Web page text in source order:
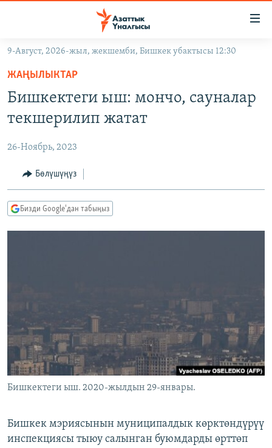
Навигацияга
өтүңүз
Издөөгө
салыңыз
ЭКОНОМИКА
МАДАНИЯТ
БОРБОР АЗИЯ
УКРАИНА
АТАЙЫН ИЛИКТӨӨ
ТВ ПРОГРАММАЛАР
ЭКСПЕРТТЕР ТАЛДАЙТ
ЫҢГАЙСЫЗ СУРООЛОР
ӨЗГӨЧӨ ПИКИР
ЭЕ/АРнун бардык сайттары
9-Август, 2026-жыл, жекшемби, Бишкек убактысы 12:30
ЖАҢЫЛЫКТАР
Бишкектеги ыш: мончо, сауналар
текшерилип жатат
26-Ноябрь, 2023
Бөлүшүңүз
Бизди Google'дан табыңыз
Бишкектеги ыш. 2020-жылдын 29-январы.
Бишкек мэриясынын муниципалдык көрктөндүрүү
инспекциясы тыюу салынган буюмдарды өрттөп